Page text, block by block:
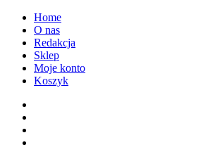
Przejdź
treści
Home
O nas
Redakcja
Sklep
Moje konto
Koszyk